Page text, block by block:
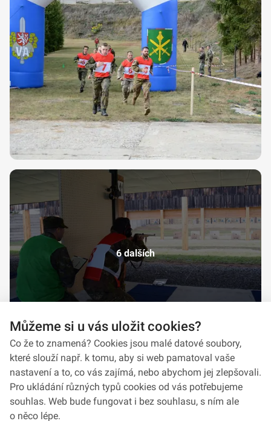
6 dalších
Můžeme si u vás uložit cookies?
Co že to znamená? Cookies jsou malé datové soubory,
které slouží např. k tomu, aby si web pamatoval vaše
nastavení a to, co vás zajímá, nebo abychom jej zlepšovali.
Pro ukládání různých typů cookies od vás potřebujeme
souhlas. Web bude fungovat i bez souhlasu, s ním ale
o něco lépe.